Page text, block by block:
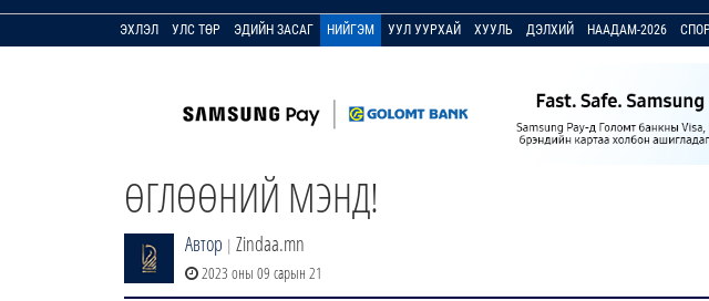
ЭХЛЭЛ УЛС ТӨР ЭДИЙН ЗАСАГ НИЙГЭМ УУЛ УУРХАЙ ХУУЛЬ ДЭЛХИЙ НААДАМ-2026
ӨГЛӨӨНИЙ МЭНД!
Автор | Zindaa.mn
2023 оны 09 сарын 21